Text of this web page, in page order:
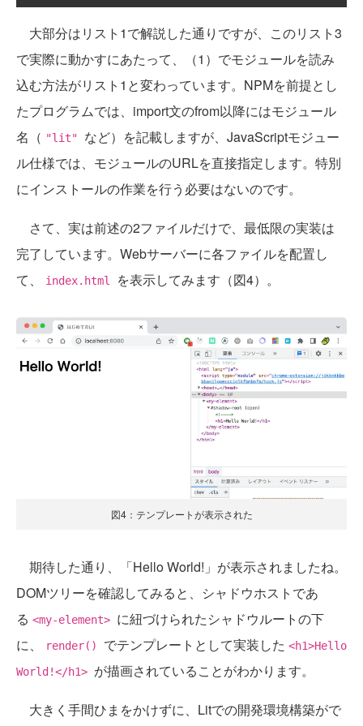
大部分はリスト1で解説した通りですが、このリスト3
で実際に動かすにあたって、（1）でモジュールを読み
込む方法がリスト1と変わっています。NPMを前提とし
たプログラムでは、import文のfrom以降にはモジュール
名（ "lit" など）を記載しますが、JavaScriptモジュー
ル仕様では、モジュールのURLを直接指定します。特別
にインストールの作業を行う必要はないのです。
さて、実は前述の2ファイルだけで、最低限の実装は
完了しています。Webサーバーに各ファイルを配置し
て、
index.html を表示してみます（図4）。
図4：テンプレートが表示された
期待した通り、「Hello World!」が表示されましたね。
DOMツリーを確認してみると、シャドウホストであ
る <my-element> に紐づけられたシャドウルートの下
に、
render() でテンプレートとして実装した <h1>Hello
World!</h1> が描画されていることがわかります。
大きく手間ひまをかけずに、Litでの開発環境構築がで